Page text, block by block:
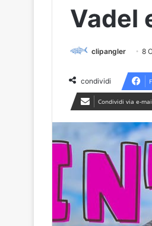
Vadel
clipangler 8
condividi
Condividi via e-